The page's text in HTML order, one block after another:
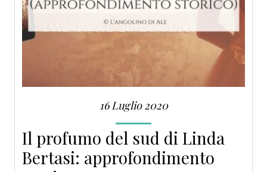
16 Luglio 2020
Il profumo del sud di Linda
Bertasi: approfondimento